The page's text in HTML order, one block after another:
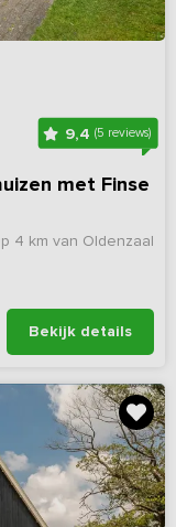
9,4(5 reviews)
met Finse
4 km van Oldenzaal
Bekijk details